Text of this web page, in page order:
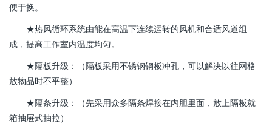
便于换。
★热风循环系统由能在高温下连续运转的风机和合适风道组
成，提高工作室内温度均匀。
★隔板升级：（隔板采用不锈钢钢板冲孔，可以解决以往网格
放物品时不平整）
★隔条升级：（先采用众多隔条焊接在内胆里面，放上隔板就
箱抽屉式抽拉）